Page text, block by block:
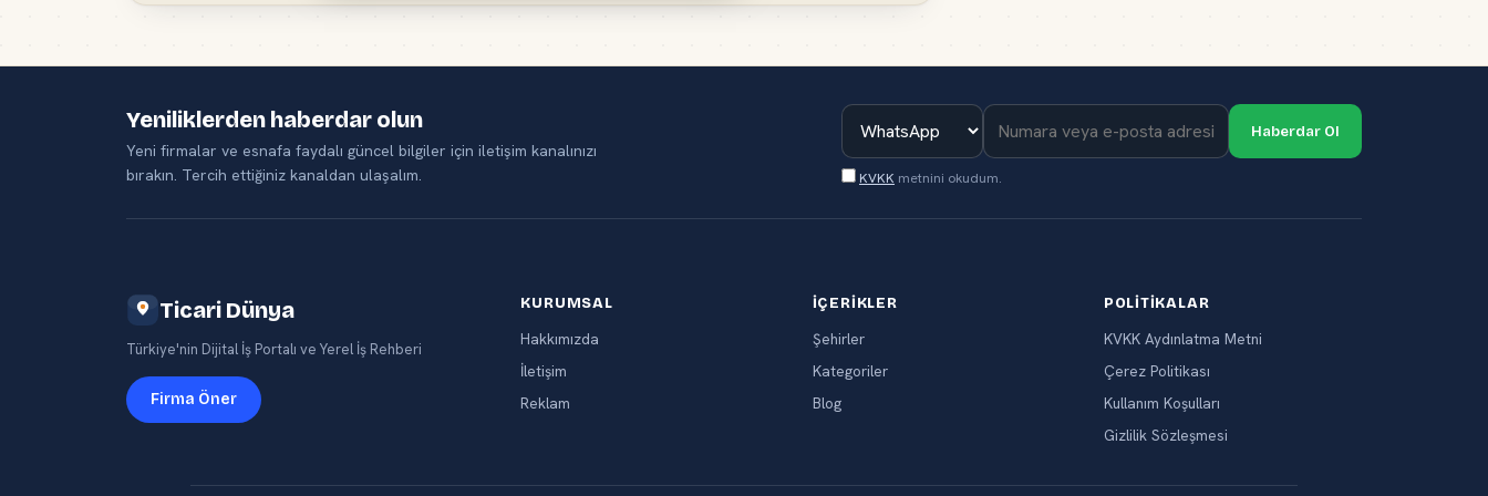
Yeniliklerden haberdar olun
Yeni firmalar ve esnafa faydalı güncel bilgiler için iletişim kanalınızı
bırakın. Tercih ettiğiniz kanaldan ulaşalım.
Haberdar Ol
KVKK metnini okudum.
Ticari Dünya
Türkiye'nin Dijital İş Portalı ve Yerel İş Rehberi
Firma Öner
KURUMSAL
Hakkımızda
İletişim
Reklam
İÇERIKLER
Şehirler
Kategoriler
Blog
POLITIKALAR
KVKK Aydınlatma Metni
Çerez Politikası
Kullanım Koşulları
Gizlilik Sözleşmesi